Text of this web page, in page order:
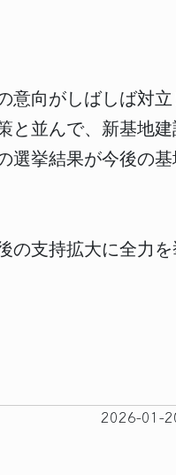
意向がしばしば対
と並んで、新基地
選挙結果が今後の
の支持拡大に全力
2026-01-